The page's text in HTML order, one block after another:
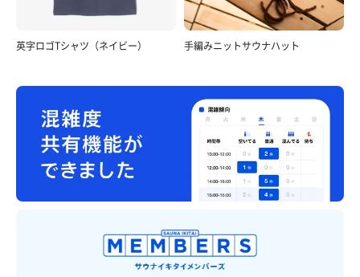
英字ロゴTシャツ（ネイビー） 手編みニットサウナハット